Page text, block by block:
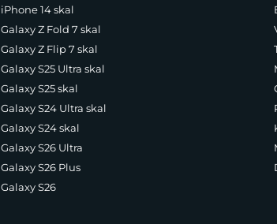
iPhone 14 skal
Galaxy Z Fold 7 skal
Galaxy Z Flip 7 skal
Galaxy S25 Ultra skal
Galaxy S25 skal
Galaxy S24 Ultra skal
Galaxy S24 skal
Galaxy S26 Ultra
Galaxy S26 Plus
Galaxy S26